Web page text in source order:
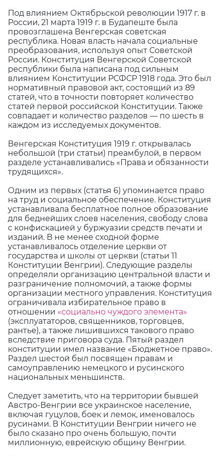
Под влиянием Октябрьской революции 1917 г. в
России, 21 марта 1919 г. в Будапеште была
провозглашена Венгерская советская
республика. Новая власть начала социальные
преобразования, используя опыт Советской
России. Конституция Венгерской Советской
республики была написана под сильным
влиянием Конституции РСФСР 1918 года. Это был
нормативный правовой акт, состоящий из 89
статей, что в точности повторяет количество
статей первой российской Конституции. Также
совпадает и количество разделов — по шесть в
каждом из исследуемых документов.
Венгерская Конституция 1919 г. открывалась
небольшой (три статьи) преамбулой, в первом
разделе устанавливались «Права и обязанности
трудящихся».
Одним из первых (статья 6) упоминается право
на труд и социальное обеспечение. Конституция
устанавливала бесплатное полное образование
для беднейших слоев населения, свободу слова
с конфискацией у буржуазии средств печати и
изданий. В не менее сходной форме
устанавливалось отделение церкви от
государства и школы от церкви (статьи 11
Конституции Венгрии). Следующие разделы
определяли организацию центральной власти и
разграничение полномочий, а также формы
организации местного управления. Конституция
ограничивала избирательное право в
отношении «социально чуждого элемента»
(эксплуататоров, священников, торговцев,
рантье), а также лишившихся такового право
вследствие приговора суда. Пятый раздел
конституции имел название «Бюджетное право».
Раздел шестой был посвящен правам и
самоуправлению немецкого и русинского
национальных меньшинств.
Следует заметить, что на территории бывшей
Австро-Венгрии все украинское население,
включая гуцулов, боек и лемок, именовалось
русинами. В Конституции Венгрии ничего не
было сказано про очень большую, почти
миллионную, еврейскую общину Венгрии.